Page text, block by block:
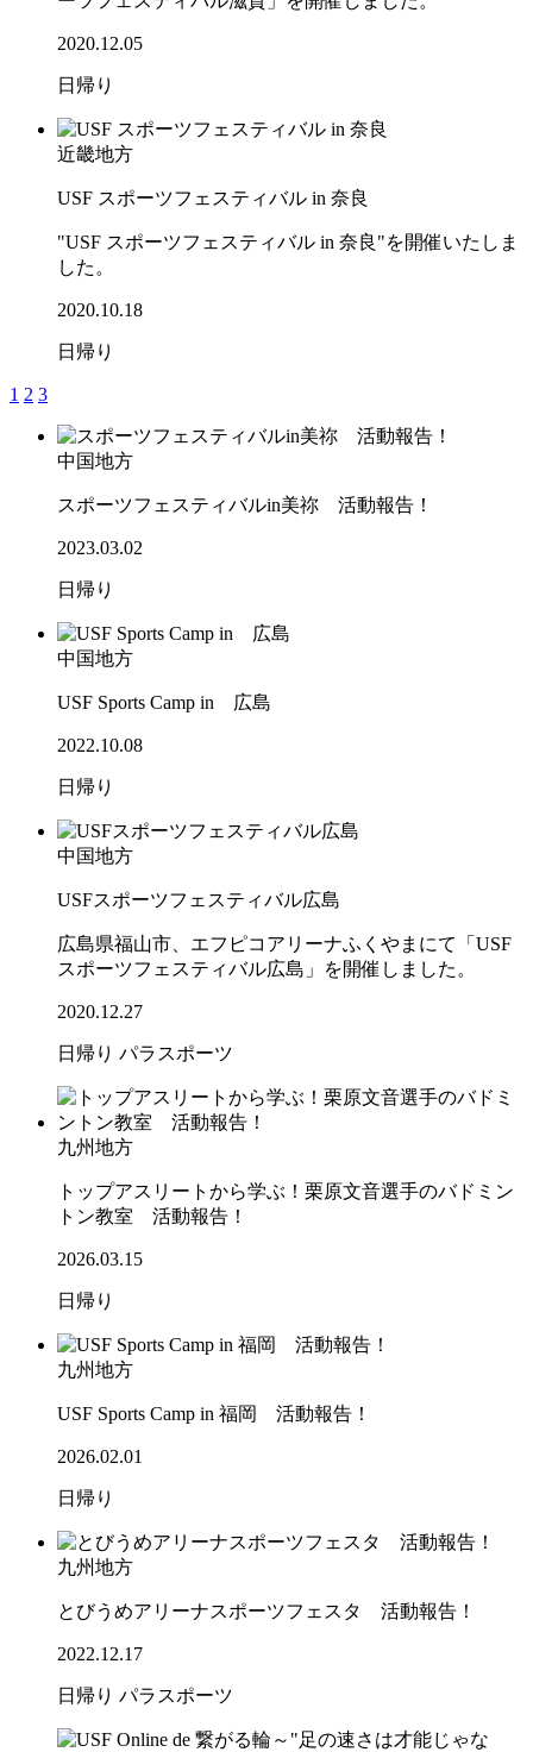
2020.12.05
日帰り
近畿地方
USF スポーツフェスティバル in 奈良
"USF スポーツフェスティバル in 奈良"を開催いたしま
した。
2020.10.18
日帰り
1 2 3
中国地方
スポーツフェスティバルin美祢 活動報告！
2023.03.02
日帰り
中国地方
USF Sports Camp in 広島
2022.10.08
日帰り
中国地方
USFスポーツフェスティバル広島
広島県福山市、エフピコアリーナふくやまにて「USF
スポーツフェスティバル広島」を開催しました。
2020.12.27
日帰り パラスポーツ
九州地方
トップアスリートから学ぶ！栗原文音選手のバドミン
トン教室 活動報告！
2026.03.15
日帰り
九州地方
USF Sports Camp in 福岡 活動報告！
2026.02.01
日帰り
九州地方
とびうめアリーナスポーツフェスタ 活動報告！
2022.12.17
日帰り パラスポーツ